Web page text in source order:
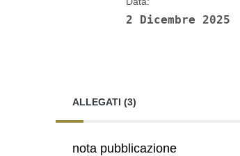
2 Dicembre 2025
ALLEGATI (3)
nota pubblicazione